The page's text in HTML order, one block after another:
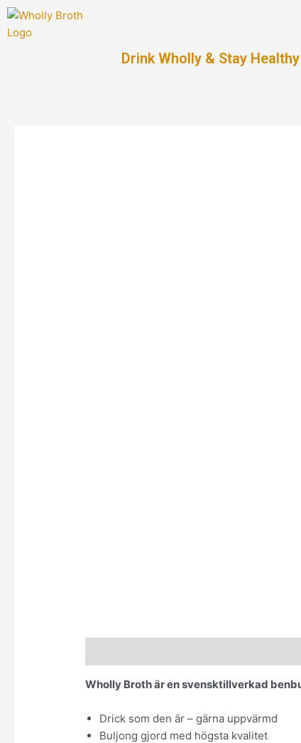
Drink Wholly & Stay Healthy
Wholly Broth är en svensktillverkad
Drick som den är – gärna uppvärmd
Buljong gjord med högsta kvalitet